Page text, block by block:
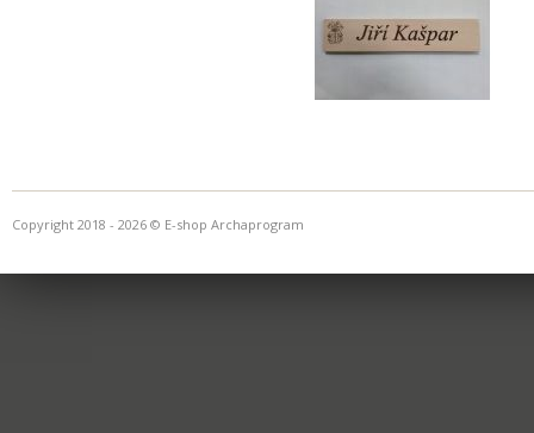
Copyright 2018 - 2026 © E-shop Archaprogram